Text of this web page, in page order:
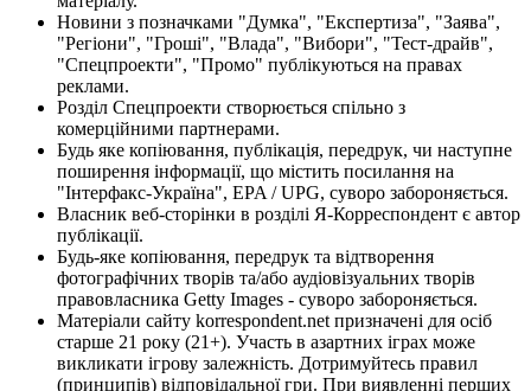
Новини з позначками "Думка", "Експертиза", "Заява",
"Регіони", "Гроші", "Влада", "Вибори", "Тест-драйв",
"Спецпроекти", "Промо" публікуються на правах
реклами.
Розділ Спецпроекти створюється спільно з
комерційними партнерами.
Будь яке копіювання, публікація, передрук, чи наступне
поширення інформації, що містить посилання на
"Інтерфакс-Україна", EPA / UPG, суворо забороняється.
Власник веб-сторінки в розділі Я-Корреспондент є автор
публікації.
Будь-яке копіювання, передрук та відтворення
фотографічних творів та/або аудіовізуальних творів
правовласника Getty Images - суворо забороняється.
Матеріали сайту korrespondent.net призначені для осіб
старше 21 року (21+). Участь в азартних іграх може
викликати ігрову залежність. Дотримуйтесь правил
(принципів) відповідальної гри. При виявленні перших